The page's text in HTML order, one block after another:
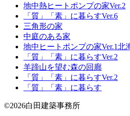
地中熱ヒートポンプの家Ver.2
「質」「素」に暮らすVer.6
三角形の家
中庭のある家
地中ヒートポンプの家Ver.1北
「質」「素」に暮らすVer.2
羊蹄山を望む森の回廊
「質」「素」に暮らすVer.2
「質」「素」に暮らす
©2026白田建築事務所